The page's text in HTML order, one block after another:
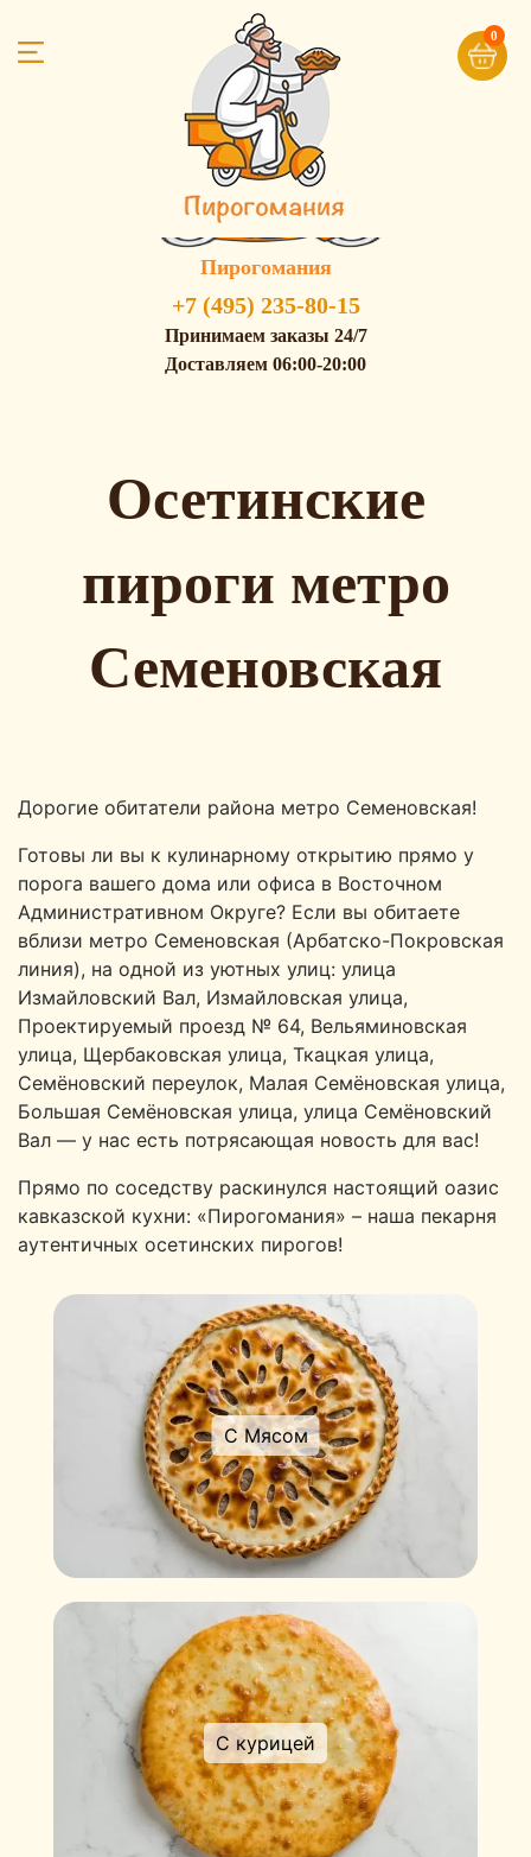
Пирогомания
+7 (495) 235-80-15
Принимаем заказы 24/7
Доставляем 06:00-20:00
Осетинские
пироги метро
Семеновская
Дорогие обитатели района метро Семеновская!
Готовы ли вы к кулинарному открытию прямо у
порога вашего дома или офиса в Восточном
Административном Округе? Если вы обитаете
вблизи метро Семеновская (Арбатско-Покровская
линия), на одной из уютных улиц: улица
Измайловский Вал, Измайловская улица,
Проектируемый проезд № 64, Вельяминовская
улица, Щербаковская улица, Ткацкая улица,
Семёновский переулок, Малая Семёновская улица,
Большая Семёновская улица, улица Семёновский
Вал — у нас есть потрясающая новость для вас!
Прямо по соседству раскинулся настоящий оазис
кавказской кухни: «Пирогомания» – наша пекарня
аутентичных осетинских пирогов!
С Мясом
С курицей
0